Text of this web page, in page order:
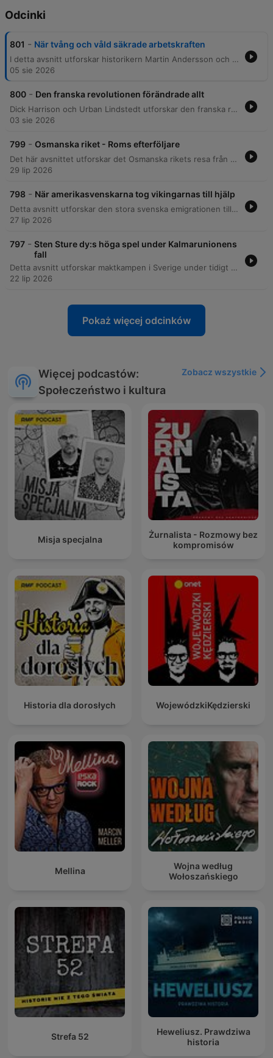
Odcinki
801 - När tvång och våld säkrade arbetskraften
I detta avsnitt utforskar historikern Martin Andersson och programledaren Urban Lindstedt den historiska övergången från träldom till ett strikt reglerat system av legofolk i Sverige. De belyser hur lagstiftning, religiösa strukturer och ekonomiska förändringar användes för att kontrollera arbetskraften genom århundradena. Samtalet går igenom drängars och pigors livsvillkor, från de extrema maktmissbruken och tvångsmetoderna under 1500- till 1600-talen till hur digerdöden skapade nya ekonomiska förutsättningar. Avsnittet avslutas med en reflektion kring hur dessa omfattande lagar, som syftade till att begränsa social rörlighet, dröjde sig kvar i svensk lagstiftning ända fram till 1926.
05 sie 2026
800 - Den franska revolutionen förändrade allt
Dick Harrison och Urban Lindstedt utforskar den franska revolutionens orsaker, från de ekonomiska kriserna och statsfinansernas kollaps i slutet av 1700-talet till den irreversibla demokratiseringsprocessen. De diskuterar hur försöken att lösa skatteproblematiken genom generalständerna oavsiktligt startade en utveckling som ledde till monarkins fall. Samtalet belyser även revolutionens radikalisering genom skräckväldet under Robespierre, krig och politisk instabilitet. Avslutningsvis analyseras de varaktiga reformerna, såsom decimalsystemet, samt hur Napoleon Bonaparte använde militär makt för att etablera en diktatur som samtidigt cementerade många av revolutionens landvinningar.
03 sie 2026
799 - Osmanska riket - Roms efterföljare
Det här avsnittet utforskar det Osmanska rikets resa från dess rötter som nomadstammar till ett världsimperium och dess slutliga sönderfall. Vi belyser de unika politiska mekanismerna, såsom janitsjarernas roll och den lagstadgade praxisen av brödradråp, samt hur riket hanterade religiös mångfald genom en hierarkisk tolerans. Vidare undersöks rikets komplexa relation till Europa, dess diplomatiska allianser och rollen i reformationen. Avsnittet avslutas med att analysera den dramatiska nedgången under sent 1800-tal, där nationalism och strategiska misstag under första världskriget ledde till katastrofala folkmord och slutligen bildandet av den moderna turkiska republiken.
29 lip 2026
798 - När amerikasvenskarna tog vikingarnas till hjälp
Detta avsnitt utforskar den stora svenska emigrationen till USA, med fokus på de drivkrafter som formade flyttvågen under 1800-talet. Vi belyser hur ekonomisk nöd, befolkningstillväxt och politiska lagar som Homestead Act skapade förutsättningar för bosättningar i Mellanvästern och Texas, samt hur de svenska invandrarna navigerade den amerikanska etniska hierarkin. Vidare diskuteras framväxten av en unik svensk-amerikansk identitet präglad av politiska principer och religion. Avsnittet berör även fenomenet återvandring och hur de som återvände till Sverige förde med sig nya idéer och impulser som påverkade svenska folkrörelser, samt den komplexa relationen mellan svensk politisk kritik och kärlek till amerikansk populärkultur.
27 lip 2026
797 - Sten Sture dy:s höga spel under Kalmarunionens
fall
Detta avsnitt utforskar maktkampen i Sverige under tidigt 1500-tal med fokus på Sten Sture den yngre och hans politiska strategier under Kalmarunionens upplösning. Vi belyser hur riksrådets roll, kontrollen över viktiga borgar och användandet av allmogen formade de nordiska spänningarna. Vidare diskuteras de militära konflikterna mot Kristian II, vägen mot Stockholms blodbad och Gustav Vasas efterföljande maktövertagande. Avsnittet reflekterar även över Sturefamiljens öde, inklusive Sturemorden under Erik XIV, samt svårigheten att förstå historiska personligheter när källmaterialet är begränsat.
22 lip 2026
Pokaż więcej odcinków
Więcej podcastów:
Społeczeństwo i kultura
Zobacz wszystkie
Misja specjalna
Żurnalista - Rozmowy bez
kompromisów
Historia dla dorosłych WojewódzkiKędzierski
Mellina
Wojna według
Wołoszańskiego
Strefa 52
Heweliusz. Prawdziwa
historia